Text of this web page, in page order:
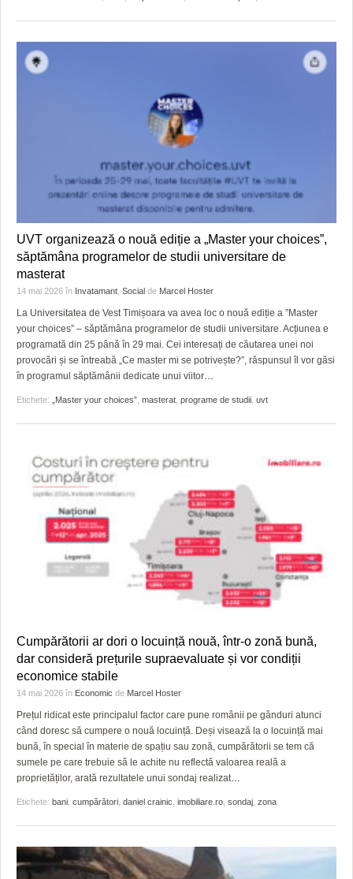
UVT organizează o nouă ediție a „Master your choices”,
săptămâna programelor de studii universitare de
masterat
14 mai 2026 în Invatamant Social de Marcel Hoster
La Universitatea de Vest Timișoara va avea loc o nouă ediție a ”Master
your choices” – săptămâna programelor de studii universitare. Acțiunea e
programată din 25 până în 29 mai. Cei interesați de căutarea unei noi
provocări și se întreabă „Ce master mi se potrivește?”, răspunsul îl vor găsi
în programul săptămânii dedicate unui viitor
Etichete: „Master your choices” masterat programe de studii uvt
Cumpărătorii ar dori o locuință nouă, într-o zonă bună,
dar consideră prețurile supraevaluate și vor condiții
economice stabile
14 mai 2026 în Economic de Marcel Hoster
Prețul ridicat este principalul factor care pune românii pe gânduri atunci
când doresc să cumpere o nouă locuință. Deși visează la o locuință mai
bună, în special în materie de spațiu sau zonă, cumpărătorii se tem că
sumele pe care trebuie să le achite nu reflectă valoarea reală a
proprietăților, arată rezultatele unui sondaj realizat…
Etichete: bani cumpărători daniel crainic imobiliare.ro sondaj zona